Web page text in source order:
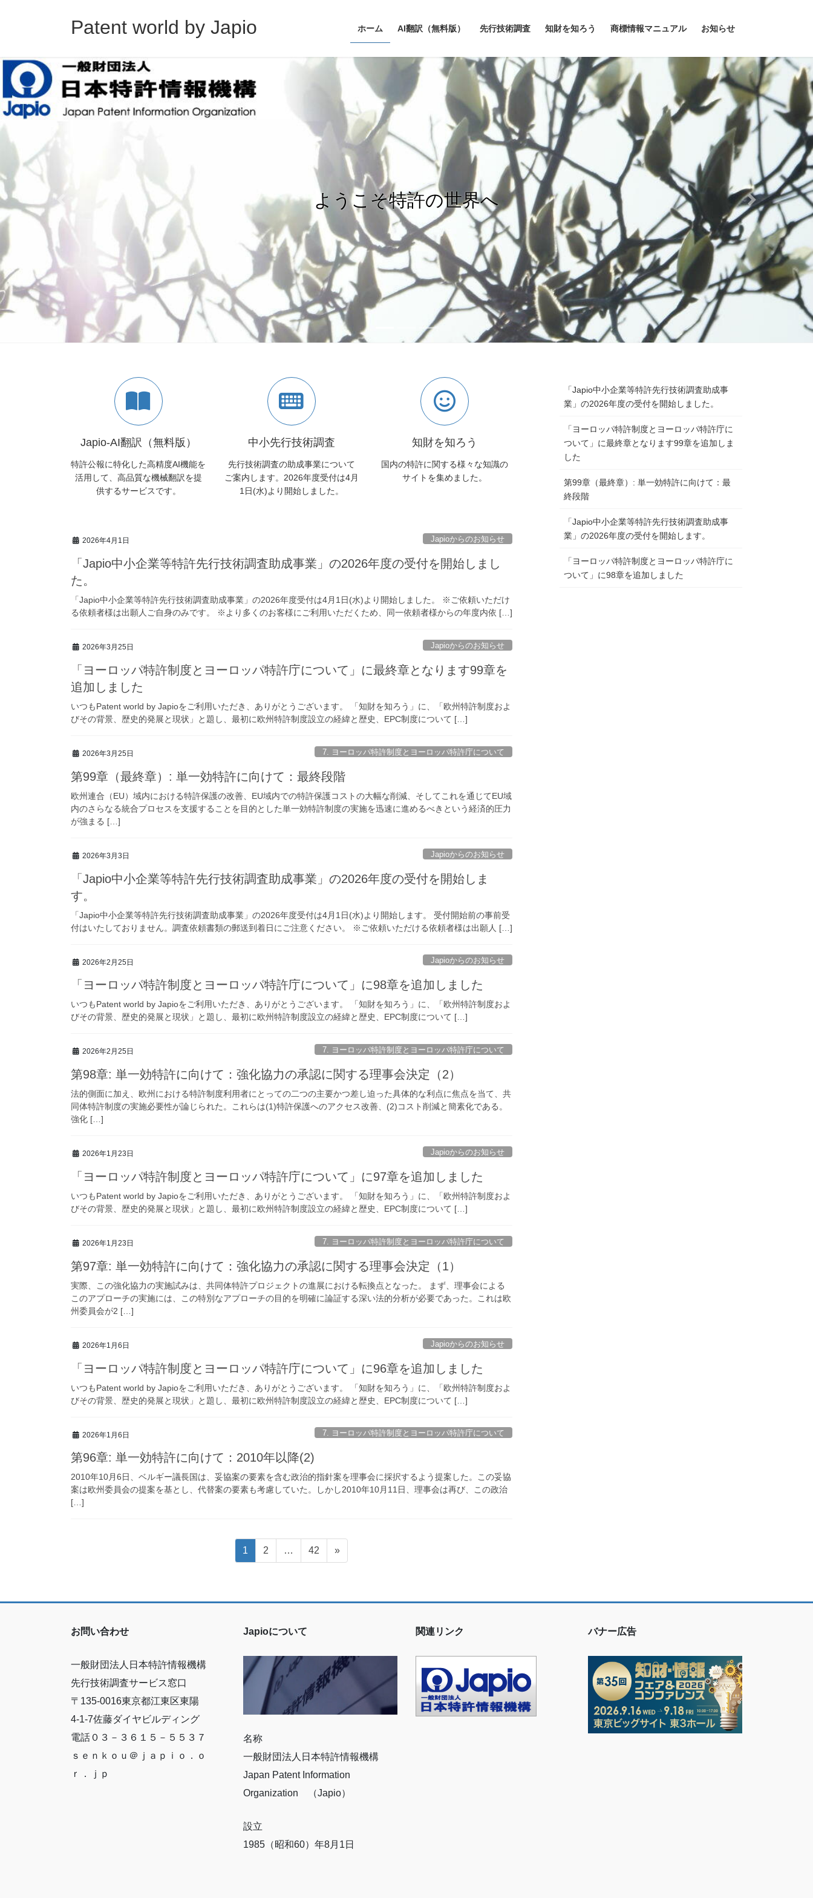
ツ
キ
シ
に
Patent world by Japio ホーム AI翻訳（無料版） 先行技術調査 知財を知ろう 商標情報マニュアル お知らせ
ようこそ特許の世界へ Next
Japio-AI翻訳（無料版）
特許公報に特化した高精度AI機能を
活用して、高品質な機械翻訳を提
供するサービスです。
中小先行技術調査
先行技術調査の助成事業について
ご案内します。2026年度受付は4月
1日(水)より開始しました。
知財を知ろう
国内の特許に関する様々な知識の
サイトを集めました。
2026年4月1日 Japioからのお知らせ
「Japio中小企業等特許先行技術調査助成事業」の2026年度の受付を開始しまし
た。
「Japio中小企業等特許先行技術調査助成事業」の2026年度受付は4月1日(水)より開始しました。 ※ご依頼いただけ
る依頼者様は出願人ご自身のみです。 ※より多くのお客様にご利用いただくため、同一依頼者様からの年度内依 […]
2026年3月25日 Japioからのお知らせ
「ヨーロッパ特許制度とヨーロッパ特許庁について」に最終章となります99章を
追加しました
いつもPatent world by Japioをご利用いただき、ありがとうございます。 「知財を知ろう」に、「欧州特許制度およ
びその背景、歴史的発展と現状」と題し、最初に欧州特許制度設立の経緯と歴史、EPC制度について […]
2026年3月25日 7. ヨーロッパ特許制度とヨーロッパ特許庁について
第99章（最終章）: 単一効特許に向けて：最終段階
欧州連合（EU）域内における特許保護の改善、EU域内での特許保護コストの大幅な削減、そしてこれを通じてEU域
内のさらなる統合プロセスを支援することを目的とした単一効特許制度の実施を迅速に進めるべきという経済的圧力
が強まる […]
2026年3月3日 Japioからのお知らせ
「Japio中小企業等特許先行技術調査助成事業」の2026年度の受付を開始しま
す。
「Japio中小企業等特許先行技術調査助成事業」の2026年度受付は4月1日(水)より開始します。 受付開始前の事前受
付はいたしておりません。調査依頼書類の郵送到着日にご注意ください。 ※ご依頼いただける依頼者様は出願人 […]
2026年2月25日 Japioからのお知らせ
「ヨーロッパ特許制度とヨーロッパ特許庁について」に98章を追加しました
いつもPatent world by Japioをご利用いただき、ありがとうございます。 「知財を知ろう」に、「欧州特許制度およ
びその背景、歴史的発展と現状」と題し、最初に欧州特許制度設立の経緯と歴史、EPC制度について […]
2026年2月25日 7. ヨーロッパ特許制度とヨーロッパ特許庁について
第98章: 単一効特許に向けて：強化協力の承認に関する理事会決定（2）
法的側面に加え、欧州における特許制度利用者にとっての二つの主要かつ差し迫った具体的な利点に焦点を当て、共
同体特許制度の実施必要性が論じられた。これらは(1)特許保護へのアクセス改善、(2)コスト削減と簡素化である。
強化 […]
2026年1月23日 Japioからのお知らせ
「ヨーロッパ特許制度とヨーロッパ特許庁について」に97章を追加しました
いつもPatent world by Japioをご利用いただき、ありがとうございます。 「知財を知ろう」に、「欧州特許制度およ
びその背景、歴史的発展と現状」と題し、最初に欧州特許制度設立の経緯と歴史、EPC制度について […]
2026年1月23日 7. ヨーロッパ特許制度とヨーロッパ特許庁について
第97章: 単一効特許に向けて：強化協力の承認に関する理事会決定（1）
実際、この強化協力の実施試みは、共同体特許プロジェクトの進展における転換点となった。 まず、理事会による
このアプローチの実施には、この特別なアプローチの目的を明確に論証する深い法的分析が必要であった。これは欧
州委員会が2 […]
2026年1月6日 Japioからのお知らせ
「ヨーロッパ特許制度とヨーロッパ特許庁について」に96章を追加しました
いつもPatent world by Japioをご利用いただき、ありがとうございます。 「知財を知ろう」に、「欧州特許制度およ
びその背景、歴史的発展と現状」と題し、最初に欧州特許制度設立の経緯と歴史、EPC制度について […]
2026年1月6日 7. ヨーロッパ特許制度とヨーロッパ特許庁について
第96章: 単一効特許に向けて：2010年以降(2)
2010年10月6日、ベルギー議長国は、妥協案の要素を含む政治的指針案を理事会に採択するよう提案した。この妥協
案は欧州委員会の提案を基とし、代替案の要素も考慮していた。しかし2010年10月11日、理事会は再び、この政治
[…]
ペ
ー
送
り
固
定
1
固
定
2 …
固
定
42 »
「Japio中小企業等特許先行技術調査助成事
業」の2026年度の受付を開始しました。
「ヨーロッパ特許制度とヨーロッパ特許庁に
ついて」に最終章となります99章を追加しま
した
第99章（最終章）: 単一効特許に向けて：最
終段階
「Japio中小企業等特許先行技術調査助成事
業」の2026年度の受付を開始します。
「ヨーロッパ特許制度とヨーロッパ特許庁に
ついて」に98章を追加しました
お問い合わせ
一般財団法人日本特許情報機構
先行技術調査サービス窓口
〒135-0016東京都江東区東陽
4-1-7佐藤ダイヤビルディング
電話０３－３６１５－５５３７
ｓｅｎｋｏｕ＠ｊａｐｉｏ．ｏ
ｒ．ｊｐ
Japioについて
名称
一般財団法人日本特許情報機構
Japan Patent Information
Organization （Japio）
設立
1985（昭和60）年8月1日
関連リンク バナー広告